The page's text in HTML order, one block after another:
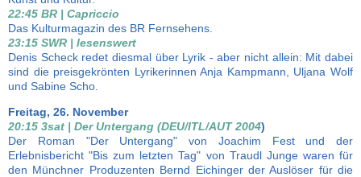
22:45 BR | Capriccio
Das Kulturmagazin des BR Fernsehens.
23:15 SWR | lesenswert
Denis Scheck redet diesmal über Lyrik - aber nicht allein: Mit dabei
sind die preisgekrönten Lyrikerinnen Anja Kampmann, Uljana Wolf
und Sabine Scho.
Freitag, 26. November
20:15 3sat | Der Untergang (DEU/ITL/AUT 2004)
Der Roman "Der Untergang" von Joachim Fest und der
Erlebnisbericht "Bis zum letzten Tag" von Traudl Junge waren für
den Münchner Produzenten Bernd Eichinger der Auslöser für die